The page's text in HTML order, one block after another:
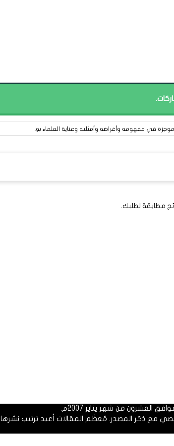
موجزة في مفهومه وأغراضه وأمثلته وعناية العلماء بهِ.
مطابقة لطلبك.
مع ذكر المصدر. مُعظَم المقالات أعيد ترتيب نشرها